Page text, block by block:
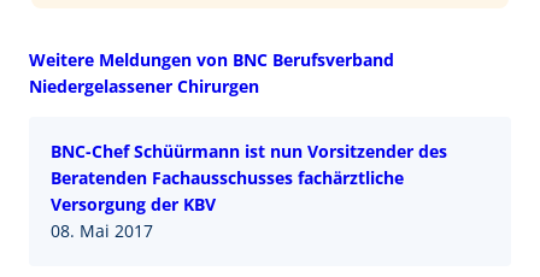
Weitere Meldungen von BNC Berufsverband
Niedergelassener Chirurgen
BNC-Chef Schüürmann ist nun Vorsitzender des
Beratenden Fachausschusses fachärztliche
Versorgung der KBV
08. Mai 2017